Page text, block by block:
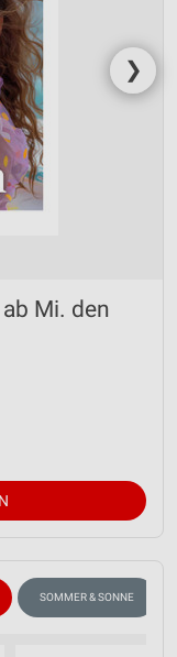
❯
Mi. den
SOMMER & SONNE